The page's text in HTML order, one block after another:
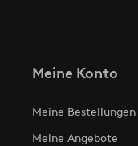
Meine Konto
Meine Bestellungen
Meine Angebote